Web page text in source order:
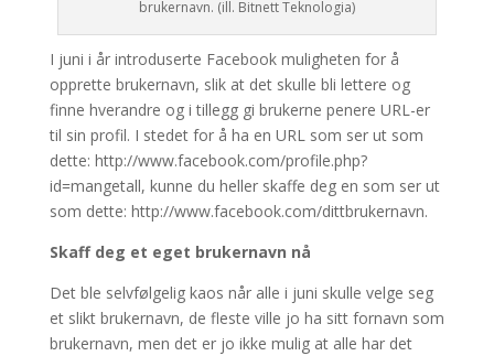
brukernavn. (ill. Bitnett Teknologia)
I juni i år introduserte Facebook muligheten for å
opprette brukernavn, slik at det skulle bli lettere og
finne hverandre og i tillegg gi brukerne penere URL-er
til sin profil. I stedet for å ha en URL som ser ut som
dette: http://www.facebook.com/profile.php?
id=mangetall, kunne du heller skaffe deg en som ser ut
som dette: http://www.facebook.com/dittbrukernavn.
Skaff deg et eget brukernavn nå
Det ble selvfølgelig kaos når alle i juni skulle velge seg
et slikt brukernavn, de fleste ville jo ha sitt fornavn som
brukernavn, men det er jo ikke mulig at alle har det